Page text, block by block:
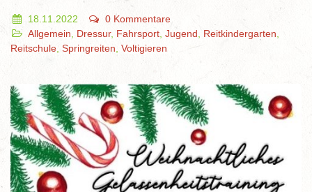
18.11.2022
0 Kommentare
Allgemein
Dressur, Fahrsport Jugend Reitkindergarten
Reitschule Springreiten Voltigieren